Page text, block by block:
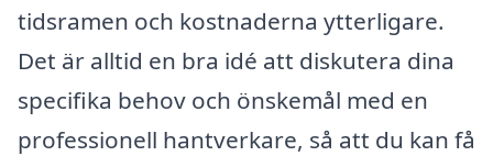
tidsramen och kostnaderna ytterligare.
Det är alltid en bra idé att diskutera dina
specifika behov och önskemål med en
professionell hantverkare, så att du kan få